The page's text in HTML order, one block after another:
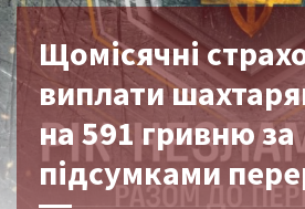
Щомісячні
виплати
на 591 гривню за
підсумками